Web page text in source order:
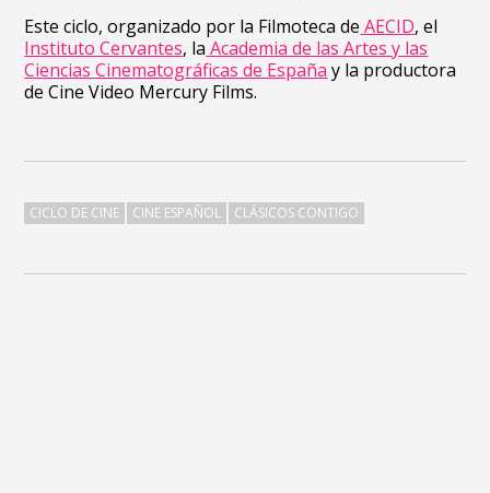
Este ciclo, organizado por la Filmoteca de AECID, el
Instituto Cervantes, la Academia de las Artes y las
Ciencias Cinematográficas de España y la productora
de Cine Video Mercury Films.
CICLO DE CINE CINE ESPAÑOL CLÁSICOS CONTIGO